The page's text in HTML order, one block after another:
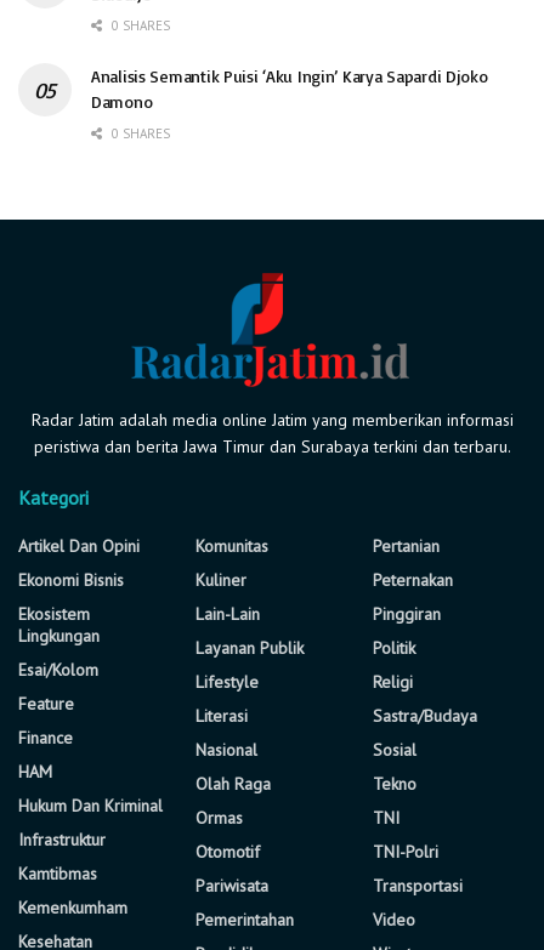
0 SHARES
Analisis Semantik Puisi ‘Aku Ingin’ Karya Sapardi Djoko
Damono
0 SHARES
Radar Jatim adalah media online Jatim yang memberikan informasi
peristiwa dan berita Jawa Timur dan Surabaya terkini dan terbaru.
Kategori
Artikel Dan Opini
Ekonomi Bisnis
Ekosistem
Lingkungan
Esai/Kolom
Feature
Finance
HAM
Hukum Dan Kriminal
Infrastruktur
Kamtibmas
Kemenkumham
Kesehatan
Komunitas
Kuliner
Lain-Lain
Layanan Publik
Lifestyle
Literasi
Nasional
Olah Raga
Ormas
Otomotif
Pariwisata
Pemerintahan
Pertanian
Peternakan
Pinggiran
Politik
Religi
Sastra/Budaya
Sosial
Tekno
TNI
TNI-Polri
Transportasi
Video